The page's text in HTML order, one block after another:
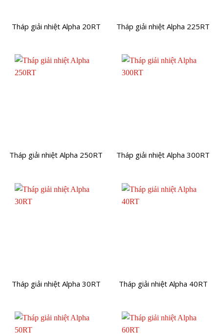
Tháp giải nhiệt Alpha 20RT Tháp giải nhiệt Alpha 225RT
Tháp giải nhiệt Alpha 250RT Tháp giải nhiệt Alpha 300RT
Tháp giải nhiệt Alpha 30RT Tháp giải nhiệt Alpha 40RT